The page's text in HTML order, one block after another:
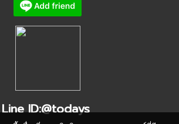
Line ID:@todays